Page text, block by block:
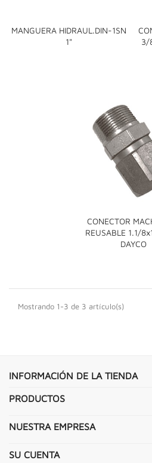
MANGUERA HIDRAUL.DIN-1SN
1"
3/
CONECTOR
REUSABLE 1.1/
DAYCO
Mostrando 1-3 de 3 artículo(s)
INFORMACIÓN DE LA TIENDA
PRODUCTOS
NUESTRA EMPRESA
SU CUENTA